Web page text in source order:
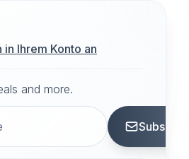
Ihrem Konto an
and more.